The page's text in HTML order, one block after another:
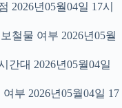
2026년05월04일 17시
철물 여부 2026년05월
간대 2026년05월04일
부 2026년05월04일 17